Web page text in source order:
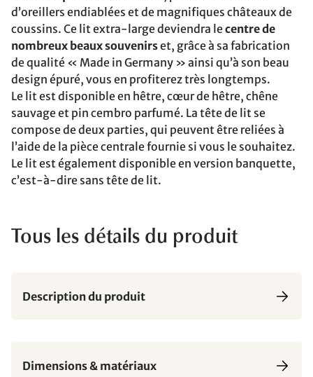
d’oreillers endiablées et de magnifiques châteaux de
coussins. Ce lit extra-large deviendra lecentre de
nombreux beaux souvenirset, grâce à sa fabrication
de qualité « Made in Germany » ainsi qu’à son beau
design épuré, vous en profiterez très longtemps.
Le lit est disponible en hêtre, cœur de hêtre, chêne
sauvage et pin cembro parfumé. La tête de lit se
compose de deux parties, qui peuvent être reliées à
l’aide de la pièce centrale fournie si vous le souhaitez.
Le lit est également disponible en version banquette,
c’est-à-dire sans tête de lit.
Tous les détails du produit
Description du produit
Dimensions & matériaux